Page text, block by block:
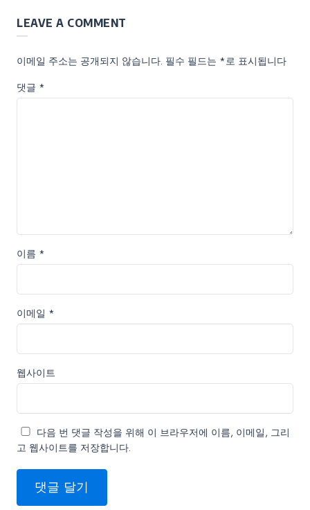
LEAVE A COMMENT
이메일 주소는 공개되지 않습니다. 필수 필드는 *로 표시됩니다
댓글 *
이름 *
이메일 *
웹사이트
다음 번 댓글 작성을 위해 이 브라우저에 이름, 이메일, 그리
고 웹사이트를 저장합니다.